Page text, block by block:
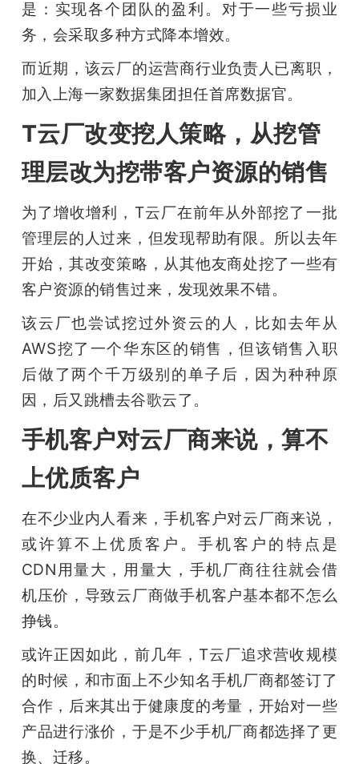
是：实现各个团队的盈利。对于一些亏损业
务，会采取多种方式降本增效。
而近期，该云厂的运营商行业负责人已离职，
加入上海一家数据集团担任首席数据官。
T云厂改变挖人策略，从挖管
理层改为挖带客户资源的销售
为了增收增利，T云厂在前年从外部挖了一批
管理层的人过来，但发现帮助有限。所以去年
开始，其改变策略，从其他友商处挖了一些有
客户资源的销售过来，发现效果不错。
该云厂也尝试挖过外资云的人，比如去年从
AWS挖了一个华东区的销售，但该销售入职
后做了两个千万级别的单子后，因为种种原
因，后又跳槽去谷歌云了。
手机客户对云厂商来说，算不
上优质客户
在不少业内人看来，手机客户对云厂商来说，
或许算不上优质客户。手机客户的特点是
CDN用量大，用量大，手机厂商往往就会借
机压价，导致云厂商做手机客户基本都不怎么
挣钱。
或许正因如此，前几年，T云厂追求营收规模
的时候，和市面上不少知名手机厂商都签订了
合作，后来其出于健康度的考量，开始对一些
产品进行涨价，于是不少手机厂商都选择了更
换、迁移。